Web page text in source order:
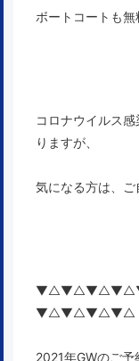
ボートコートも
コロナウイルス
りますが、
気になる方は、ご
▼△▼△▼△▼△
2021年GWのご予